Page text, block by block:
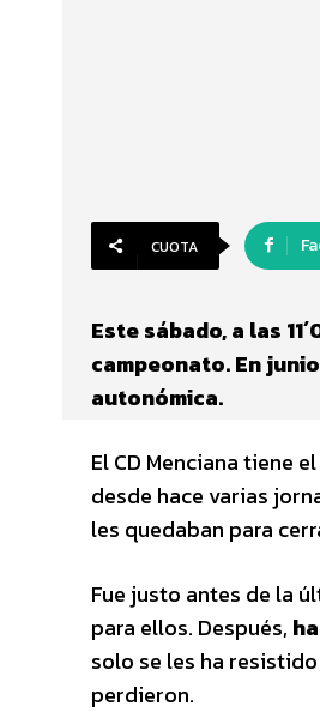
CUOTA
Este sábado, a las
campeonato. En
autonómica.
El CD Menciana tiene el
desde hace varias
les quedaban para
Fue justo antes de la
para ellos. Después,
solo se les ha
perdieron.